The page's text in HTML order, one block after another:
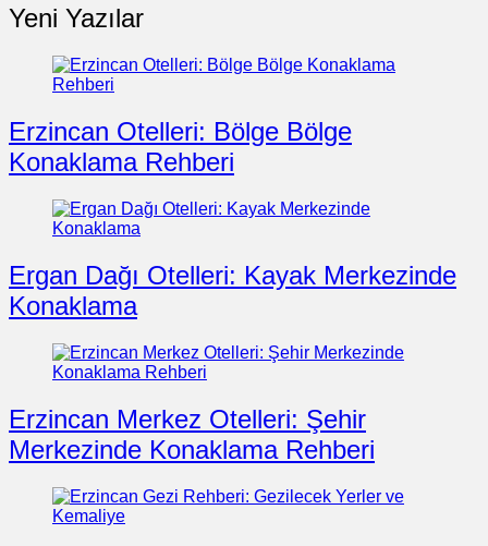
Yeni Yazılar
Erzincan Otelleri: Bölge Bölge
Konaklama Rehberi
Ergan Dağı Otelleri: Kayak Merkezinde
Konaklama
Erzincan Merkez Otelleri: Şehir
Merkezinde Konaklama Rehberi